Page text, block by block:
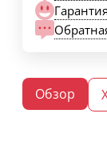
Обзор